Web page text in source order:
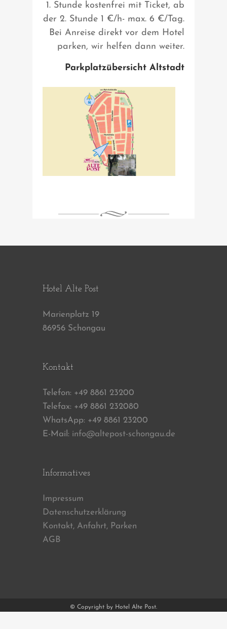
1. Stunde kostenfrei mit Ticket, ab
der 2. Stunde 1 €/h- max. 6 €/Tag.
Bei Anreise direkt vor dem Hotel
parken, wir helfen dann weiter.
Parkplatzübersicht Altstadt
Hotel Alte Post
Marienplatz 19
86956 Schongau
Kontakt
Telefon: +49 8861 23200
Telefax: +49 8861 232080
WhatsApp: +49 8861 23200
E-Mail: info@altepost-schongau.de
Informatives
Impressum
Datenschutzerklärung
Kontakt, Anfahrt, Parken
AGB
© Copyright by Hotel Alte Post.